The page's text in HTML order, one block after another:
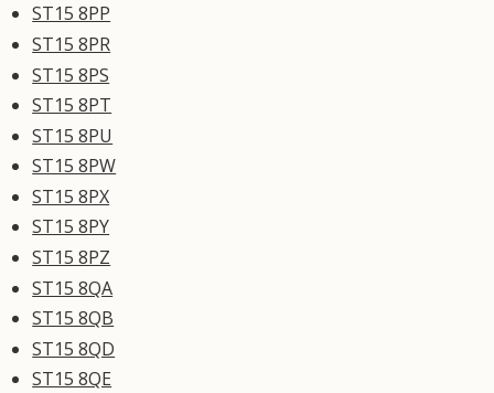
ST15 8PP
ST15 8PR
ST15 8PS
ST15 8PT
ST15 8PU
ST15 8PW
ST15 8PX
ST15 8PY
ST15 8PZ
ST15 8QA
ST15 8QB
ST15 8QD
ST15 8QE